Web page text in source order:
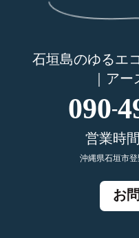
石垣島のゆるエ
｜ア
090-
営業時
沖縄県石垣市
お